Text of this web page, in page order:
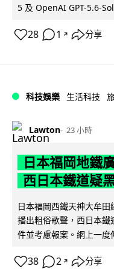
5 及 OpenAI GPT-5.6-
28 1 ↗ 分享
科技娛樂 生活科技
Lawton 23 小時
日本福岡地鐵
西日本鐵道疑
日本福岡西鐵天神大牟
播出粗俗歌聲，西日本
件並考慮報案。網上一度
38 2 ↗ 分享